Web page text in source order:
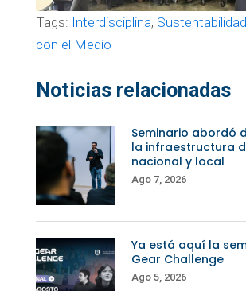
Tags: Interdisciplina, Sustentabilidad
con el Medio
Noticias relacionadas
Seminario abordó
la infraestructura
nacional y local
Ago 7, 2026
Ya está aquí la
Gear Challenge
Ago 5, 2026